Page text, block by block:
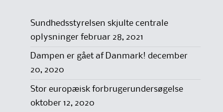
Sundhedsstyrelsen skjulte centrale
oplysninger februar 28, 2021
Dampen er gået af Danmark! december
20, 2020
Stor europæisk forbrugerundersøgelse
oktober 12, 2020